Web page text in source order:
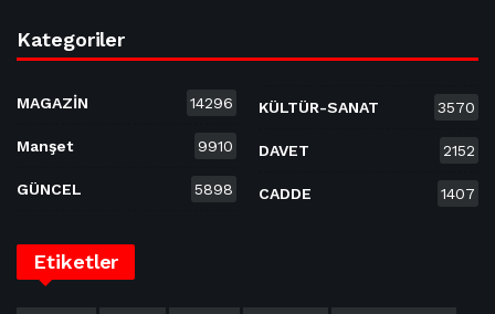
Kategoriler
MAGAZİN 14296
Manşet 9910
GÜNCEL 5898
KÜLTÜR-SANAT 3570
DAVET 2152
CADDE 1407
Etiketler